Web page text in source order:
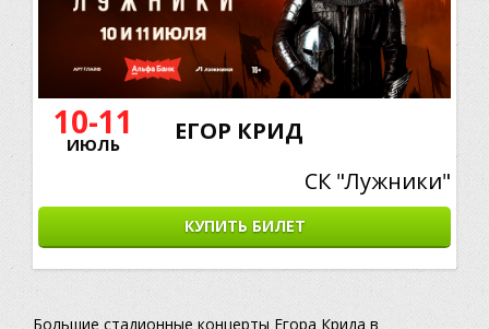
10-11
ИЮЛЬ
ЕГОР КРИД
СК "Лужники"
КУПИТЬ БИЛЕТ
Большие стадионные концерты Егора Крида в